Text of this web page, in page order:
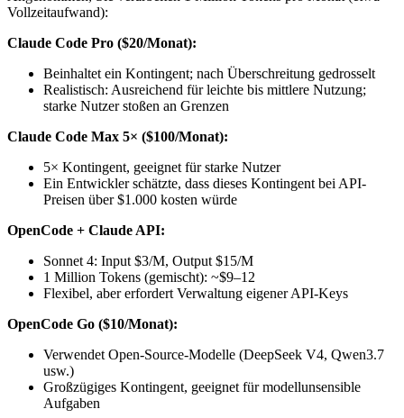
Vollzeitaufwand):
Claude Code Pro ($20/Monat):
Beinhaltet ein Kontingent; nach Überschreitung gedrosselt
Realistisch: Ausreichend für leichte bis mittlere Nutzung;
starke Nutzer stoßen an Grenzen
Claude Code Max 5× ($100/Monat):
5× Kontingent, geeignet für starke Nutzer
Ein Entwickler schätzte, dass dieses Kontingent bei API-
Preisen über $1.000 kosten würde
OpenCode + Claude API:
Sonnet 4: Input $3/M, Output $15/M
1 Million Tokens (gemischt): ~$9–12
Flexibel, aber erfordert Verwaltung eigener API-Keys
OpenCode Go ($10/Monat):
Verwendet Open-Source-Modelle (DeepSeek V4, Qwen3.7
usw.)
Großzügiges Kontingent, geeignet für modellunsensible
Aufgaben